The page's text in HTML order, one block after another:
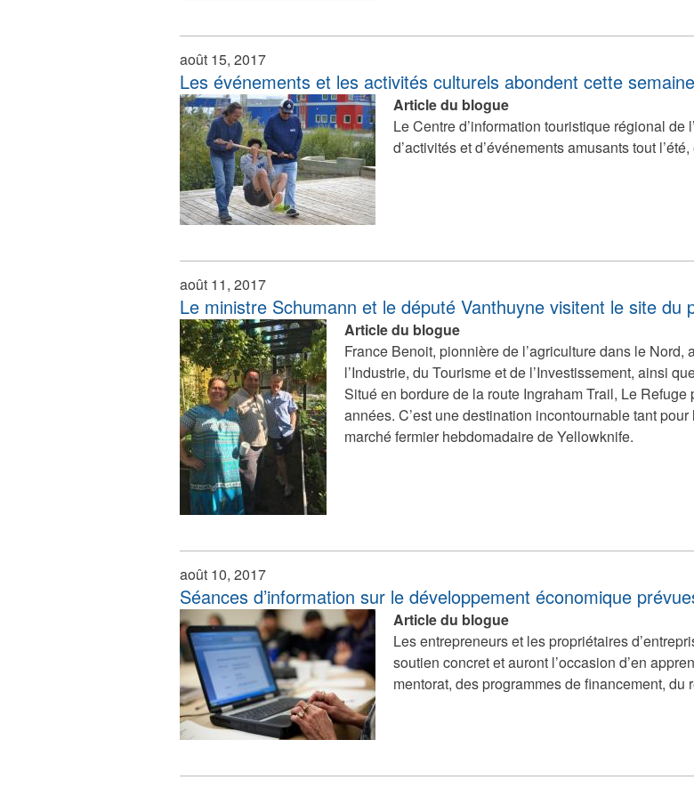
août 15, 2017
Les événements et les activités culturels abondent cette
Article du blogue
Le Centre d’information touristique régional de
d’activités et d’événements amusants tout
août 11, 2017
Le ministre Schumann et le député Vanthuyne visitent le site du
Article du blogue
France Benoit, pionnière de l’agriculture dans le
l’Industrie, du Tourisme et de l’Investissement, ainsi
Situé en bordure de la route Ingraham Trail, Le
années. C’est une destination incontournable tant
marché fermier hebdomadaire de Yellowknife.
août 10, 2017
Séances d’information sur le développement économique
Article du blogue
Les entrepreneurs et les propriétaires
soutien concret et auront l’occasion d’en
mentorat, des programmes de financement,